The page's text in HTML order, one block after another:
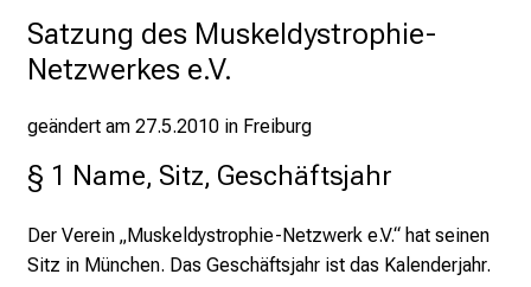
Satzung des Muskeldystrophie-
Netzwerkes e.V.
geändert am 27.5.2010 in Freiburg
§ 1 Name, Sitz, Geschäftsjahr
Der Verein „Muskeldystrophie-Netzwerk e.V.“ hat seinen
Sitz in München. Das Geschäftsjahr ist das Kalenderjahr.